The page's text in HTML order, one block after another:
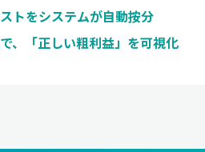
トをシステムが自動按分
、「正しい粗利益」を可視化